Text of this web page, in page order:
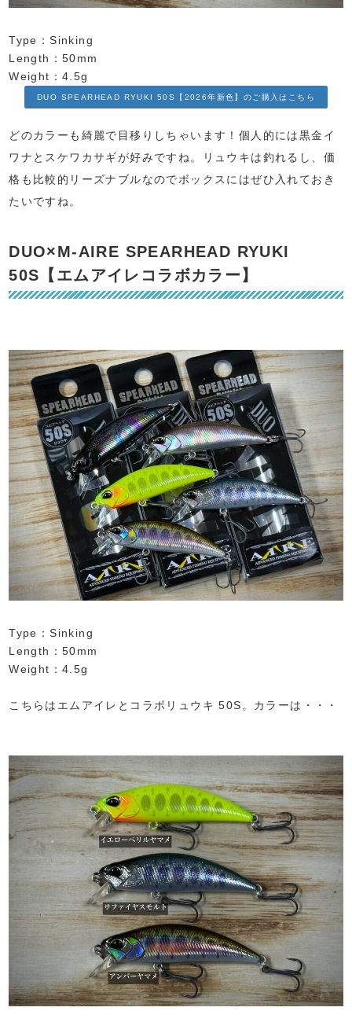
Type：Sinking
Length：50mm
Weight：4.5g
DUO SPEARHEAD RYUKI 50S【2026年新色】のご購入はこちら
どのカラーも綺麗で目移りしちゃいます！個人的には黒金イ
ワナとスケワカサギが好みですね。リュウキは釣れるし、価
格も比較的リーズナブルなのでボックスにはぜひ入れておき
たいですね。
DUO×M-AIRE SPEARHEAD RYUKI
50S【エムアイレコラボカラー】
Type：Sinking
Length：50mm
Weight：4.5g
こちらはエムアイレとコラボリュウキ 50S。カラーは・・・